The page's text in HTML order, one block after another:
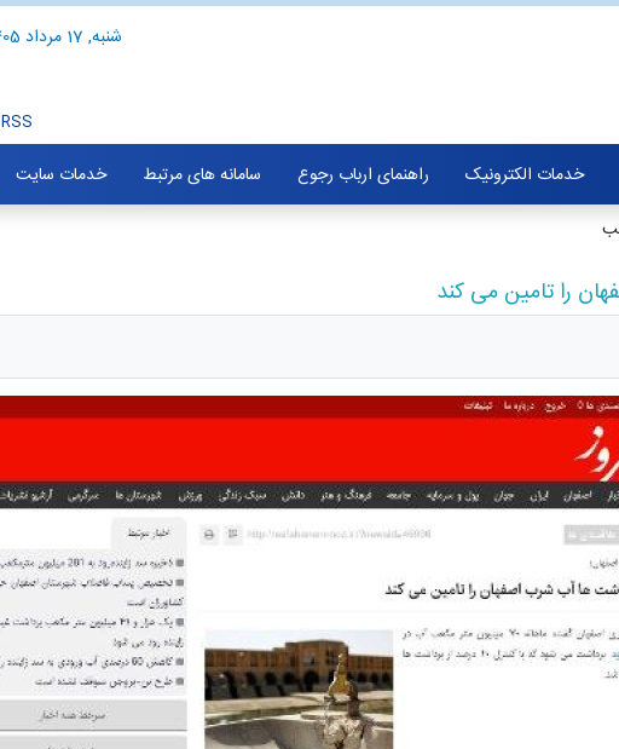
شنبه, 17 مرداد 1405
RSS
خدمات الکترونیک راهنمای ارباب رجوع سامانه های مرتبط
خدمات سایت